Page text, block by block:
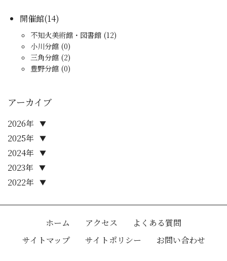
開催館(14)
不知火美術館・図書館 (12)
小川分館 (0)
三角分館 (2)
豊野分館 (0)
アーカイブ
2022年 ▼
2023年 ▼
2024年 ▼
2025年 ▼
2026年 ▼
ホーム アクセス
よくある質問
サイトマップ
サイトポリシー お問い合わせ